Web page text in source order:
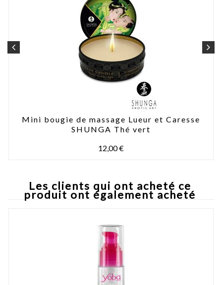
Mini bougie de massage Lueur et Caresse
SHUNGA Thé vert
12,00 €
Les clients qui ont acheté ce
produit ont également acheté